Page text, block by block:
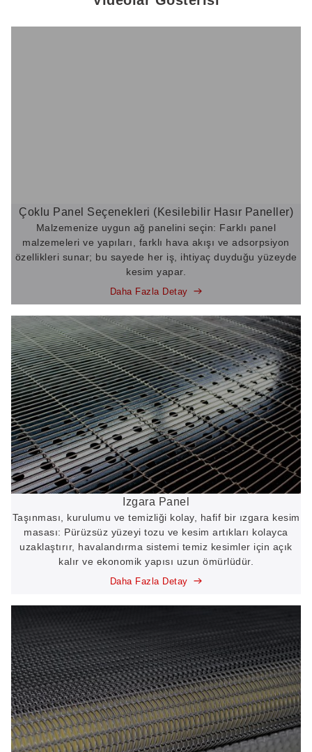
Çoklu Panel Seçenekleri (Kesilebilir Hasır Paneller)
Malzemenize uygun ağ panelini seçin: Farklı panel
malzemeleri ve yapıları, farklı hava akışı ve adsorpsiyon
özellikleri sunar; bu sayede her iş, ihtiyaç duyduğu yüzeyde
kesim yapar.
Daha Fazla Detay
Izgara Panel
Taşınması, kurulumu ve temizliği kolay, hafif bir ızgara kesim
masası: Pürüzsüz yüzeyi tozu ve kesim artıkları kolayca
uzaklaştırır, havalandırma sistemi temiz kesimler için açık
kalır ve ekonomik yapısı uzun ömürlüdür.
Daha Fazla Detay